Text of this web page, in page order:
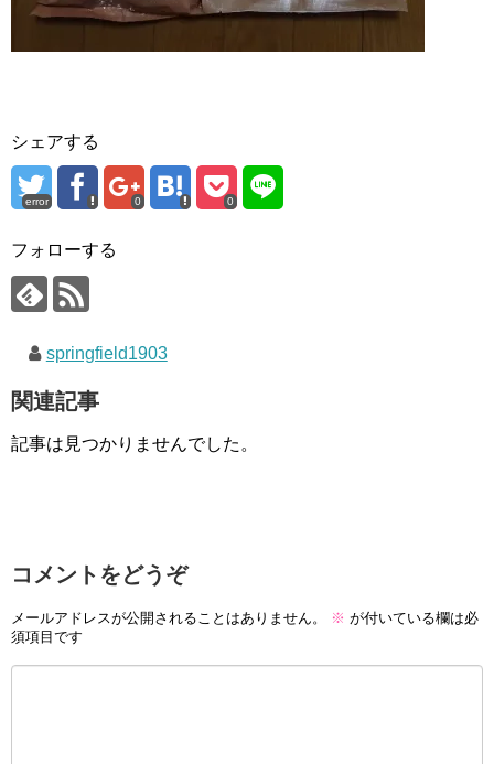
シェアする
error 0 0
フォローする
springfield1903
関連記事
記事は見つかりませんでした。
コメントをどうぞ
メールアドレスが公開されることはありません。 ※ が付いている欄は必
須項目です